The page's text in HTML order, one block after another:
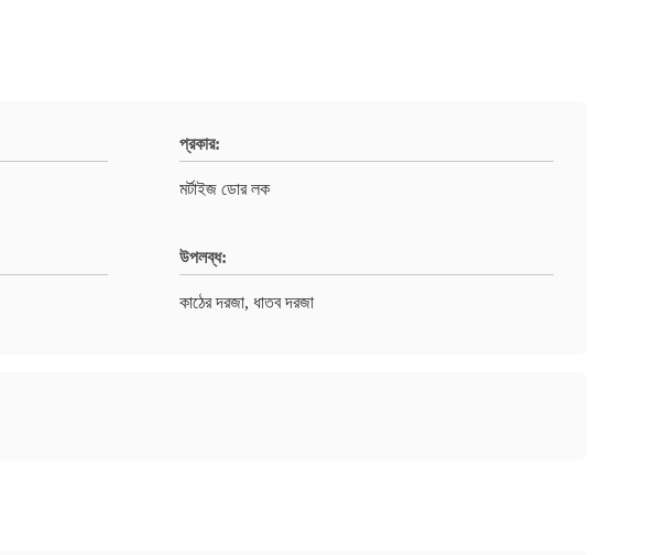
প্রকার:
মর্টাইজ ডোর লক
উপলব্ধ:
কাঠের দরজা, ধাতব দরজা